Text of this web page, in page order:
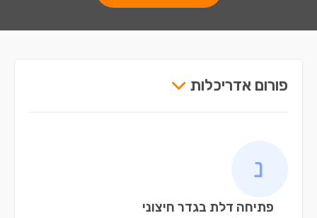
פורום אדריכלות
פתיחה דלת בגדר חיצוני